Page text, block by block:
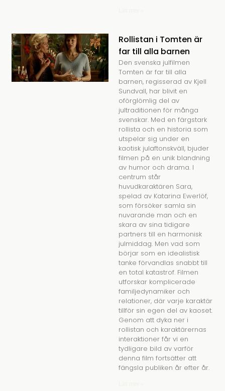
Rollistan i Tomten är
far till alla barnen
Den svenska julfilmen
Tomten är far till alla
barnen, regisserad av Kjell
Sundvall, har blivit en
oförglömlig del av
jultraditionen för många
svenskar. Med en färgstark
rollista och en historia som
utspelar sig under en
kaotisk julaftonskväll, bjuder
filmen på en unik blandning
av humor och drama. I
centrum står
huvudkaraktären Sara,
spelad av Katarina Ewerlöf,
som försöker samla sin
nuvarande man och en
skara av sina tidigare
partners till en harmonisk
julmiddag. Men vad som
börjar som en idealistisk
tanke förvandlas snabbt till
en total katastrof. Filmen
utforskar komplicerade
familjedynamiker och
relationer, där varje karaktär
tillför sin egen del av kaoset.
Genom att dyka ner i
rollistan och karaktärernas
interaktioner får vi en
tydligare bild av varför
denna film fortsätter att
fängsla publiken år efter år.